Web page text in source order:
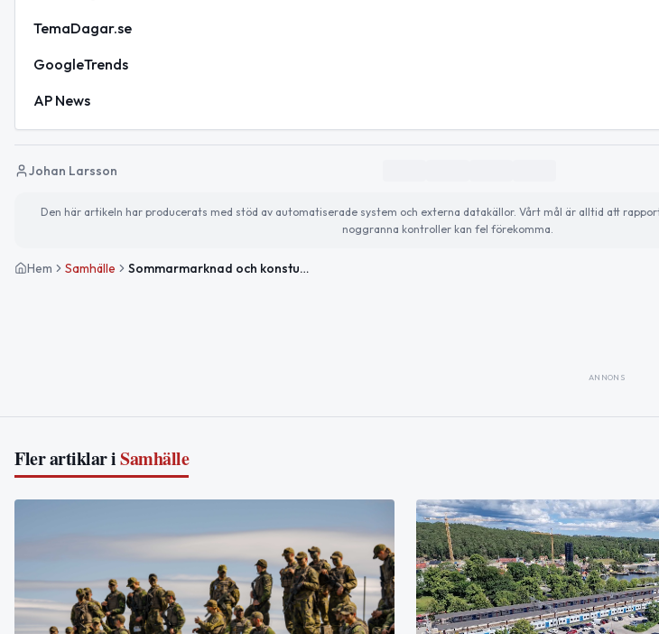
TemaDagar.se
GoogleTrends
AP News
Johan Larsson
Den här artikeln har producerats med stöd av automatiserade system och externa datakällor. Vårt mål är alltid att
noggranna kontroller kan fel förekomma.
Hem Samhälle Sommarmarknad och konstutställningar sätter färg på veckan
ANNONS
Fler artiklar iSamhälle